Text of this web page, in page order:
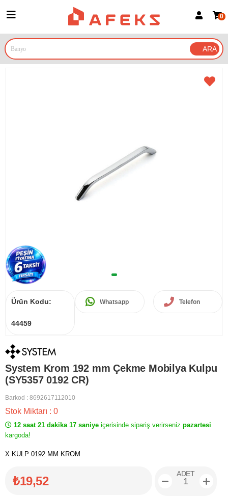
Google İle Bağlan
0
Ürün Kodu:
44459
Whatsapp Telefon
System Krom 192 mm Çekme Mobilya Kulpu
(SY5357 0192 CR)
Barkod : 8692617112010
Stok Miktarı : 0
12 saat 21 dakika 17 saniye içerisinde sipariş verirseniz pazartesi
kargoda!
X KULP 0192 MM KROM
₺19,52
ADET